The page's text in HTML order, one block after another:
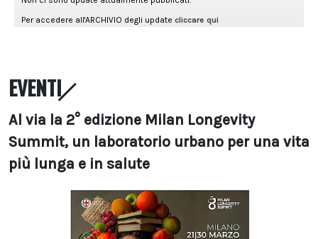
EVENTI
Al via la 2° edizione Milan Longevity
Summit, un laboratorio urbano per una vita
più lunga e in salute